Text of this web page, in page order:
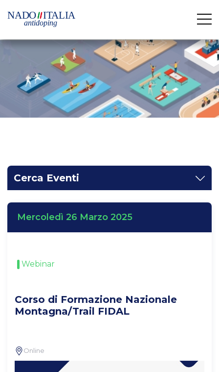
Cerca Eventi
Mercoledì 26 Marzo 2025
Webinar
Corso di Formazione Nazionale
Montagna/Trail FIDAL
Online